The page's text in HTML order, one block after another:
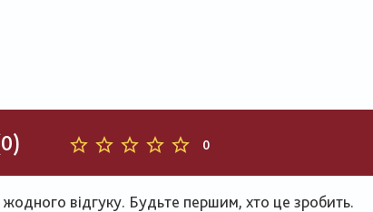
0
відгуку. Будьте першим, хто це зробить.